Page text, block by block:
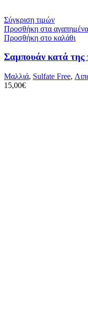
Σύγκριση τιμών
Προσθήκη στα αγαπημένα
Προσθήκη στο καλάθι
Σαμπουάν κατά της
Μαλλιά, Sulfate Free,
15,00€